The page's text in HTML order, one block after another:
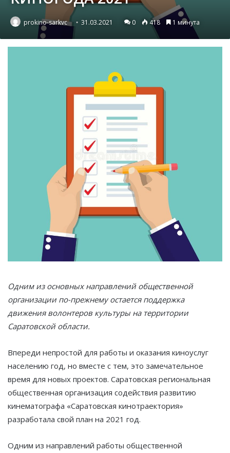
prokino-sarkvc 31.03.2021 0 418 1 минута
Одним из основных направлений общественной
организации по-прежнему остается поддержка
движения волонтеров культуры на территории
Саратовской области.
Впереди непростой для работы и оказания киноуслуг
населению год, но вместе с тем, это замечательное
время для новых проектов. Саратовская региональная
общественная организация содействия развитию
кинематографа «Саратовская кинотраектория»
разработала свой план на 2021 год.
Одним из направлений работы общественной